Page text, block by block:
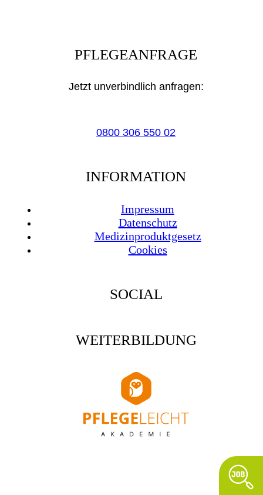
PFLEGEANFRAGE
Jetzt unverbindlich anfragen:
0800 306 550 02
INFORMATION
Impressum
Datenschutz
Medizinproduktgesetz
Cookies
SOCIAL
WEITERBILDUNG